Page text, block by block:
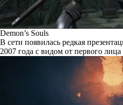
Demon’s Souls
В сети появилась редкая
2007 года с видом от первого лица